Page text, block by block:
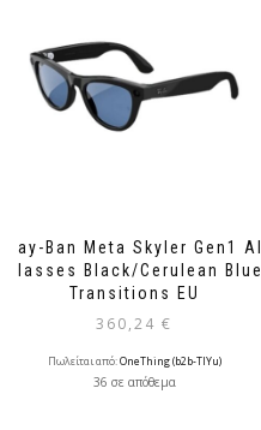
Ray-Ban Meta Skyler Gen1 AI
Glasses Black/Cerulean Blue
Transitions EU
360,24 €
Πωλείται από:OneThing (b2b-TlYu)
36 σε απόθεμα